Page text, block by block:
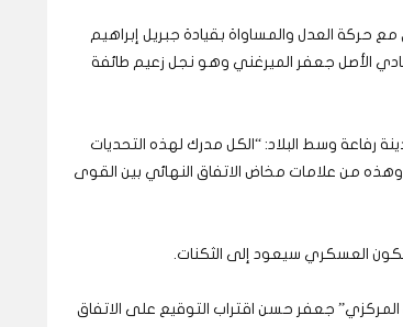
إلى اتفاق مع حركة العدل والمساواة بقيادة جبريل إبراهيم
الأصل جعفر الميرغني وهو نجل زعيم طائفة
وسط البلاد: “الكل مدرك لهذه التحديات
من علامات مخاض الاتفاق النهائي بين القوى
العسكري سيعود إلى الثكنات.
جعفر حسن اقتراب التوقيع على الاتفاق